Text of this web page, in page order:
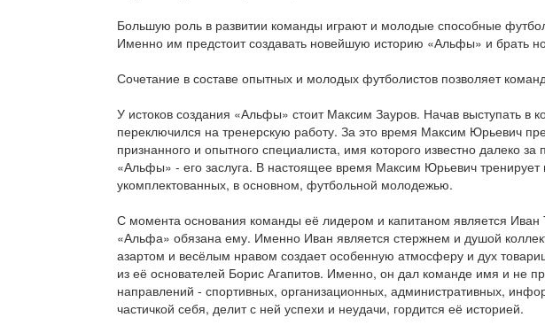
Большую роль в развитии команды играют и молодые способные
Именно им предстоит создавать новейшую историю «Альфы» и брать
Сочетание в составе опытных и молодых футболистов позволяет
У истоков создания «Альфы» стоит Максим Зауров. Начав выступать в
переключился на тренерскую работу. За это время Максим Юрьевич
признанного и опытного специалиста, имя которого известно далеко
«Альфы» - его заслуга. В настоящее время Максим Юрьевич тренирует
укомплектованных, в основном, футбольной молодежью.
С момента основания команды её лидером и капитаном является
«Альфа» обязана ему. Именно Иван является стержнем и душой
азартом и весёлым нравом создает особенную атмосферу и дух
из её основателей Борис Агапитов. Именно, он дал команде имя и не
направлений - спортивных, организационных, административных,
частичкой себя, делит с ней успехи и неудачи, гордится её историей.